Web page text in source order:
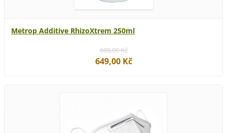
Metrop Additive RhizoXtrem 250ml
699,00 Kč
649,00 Kč